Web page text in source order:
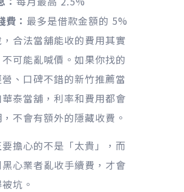
費： 最多是借款金額的 5%
合法當舖能收的費用其實
可能亂喊價。如果你找的
、口碑不錯的新竹推薦當
泰當舖，利率和費用都會
不會有額外的隱藏收費。
擔心的不是「太貴」，而
心業者亂收手續費，才會
坑。